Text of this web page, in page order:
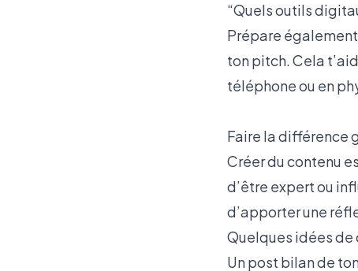
“Quels outils
Prépare
ton pitch. Cela
téléphone ou en
Faire la différence
Créer du contenu
d’être expert ou
d’apporter une
Quelques idées de
Un post bilan de